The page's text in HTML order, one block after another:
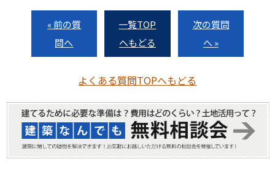
« 前の質
問へ
一覧TOP
へもどる
次の質問
へ »
よくある質問TOPへもどる